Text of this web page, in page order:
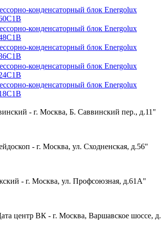
конденсаторный блок Energolux
конденсаторный блок Energolux
конденсаторный блок Energolux
конденсаторный блок Energolux
конденсаторный блок Energolux
- г. Москва, Б. Саввинский пер., д.11"
- г. Москва, ул. Сходненская, д.56"
- г. Москва, ул. Профсоюзная, д.61А"
центр ВК - г. Москва, Варшавское шоссе,